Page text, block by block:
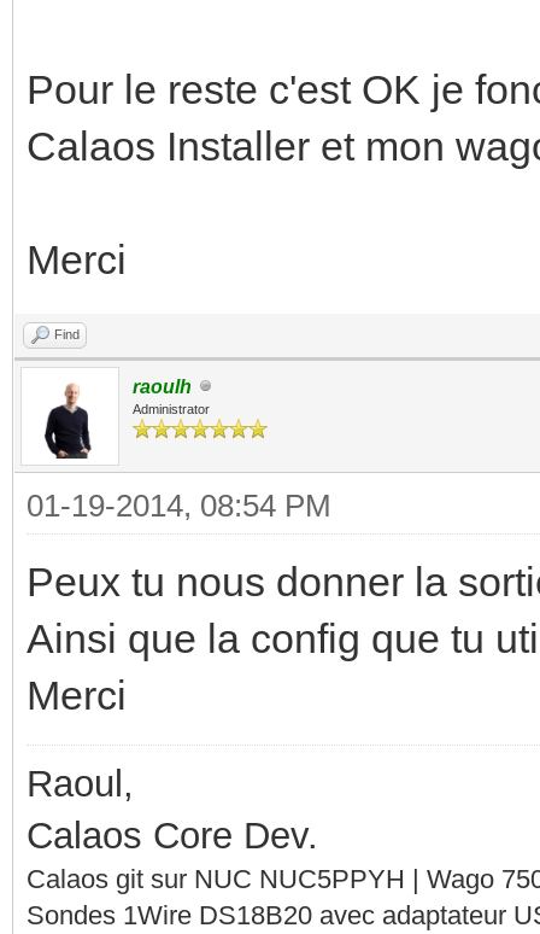
Pour le reste c'est OK je
Calaos Installer et mon
Merci
Find
raoulh
Administrator
01-19-2014, 08:54 PM
Peux tu nous donner la
Ainsi que la config que tu
Merci
Raoul,
Calaos Core Dev.
Calaos git sur NUC NUC5PPYH | Wago
Sondes 1Wire DS18B20 avec adaptateur